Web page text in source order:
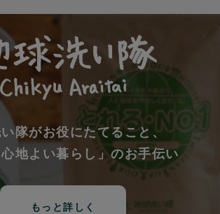
隊がお役にたてること、
地よい暮らし」のお手伝い
もっと詳しく